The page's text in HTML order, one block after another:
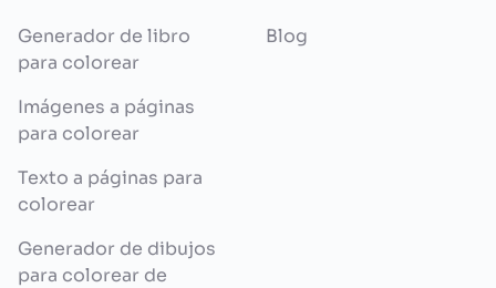
Generador de libro
para colorear
Imágenes a páginas
para colorear
Texto a páginas para
colorear
Generador de dibujos
para colorear de
Blog